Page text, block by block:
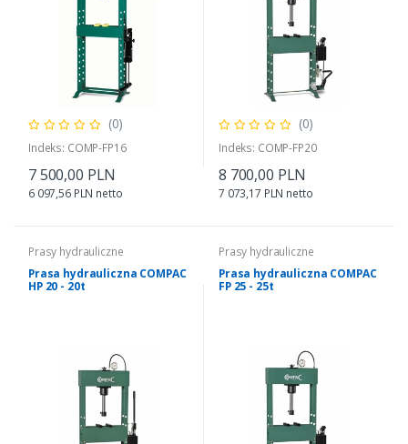
(0)
Indeks: COMP-FP16
7 500,00 PLN
6 097,56 PLN netto
(0)
Indeks: COMP-FP20
8 700,00 PLN
7 073,17 PLN netto
Prasy hydrauliczne
Prasa hydrauliczna COMPAC
HP 20 - 20t
Prasy hydrauliczne
Prasa hydrauliczna COMPAC
FP 25 - 25t